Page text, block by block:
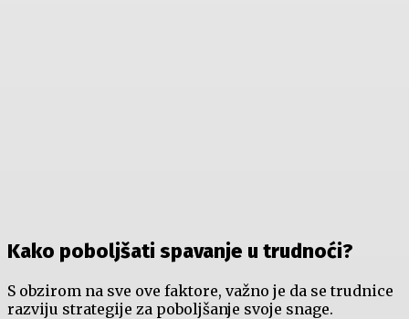
Kako poboljšati spavanje u trudnoći?
S obzirom na sve ove faktore, važno je da se trudnice
razviju strategije za poboljšanje svoje snage.